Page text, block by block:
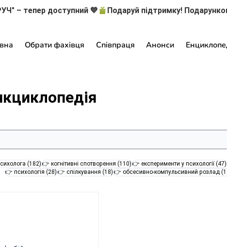
– тепер доступний 💙
Обрати фахівця Співпраця Анонси
(182)182 пости
👉 когнітивні спотворення (110)110 постів
👉 експерименти у психології (47)
👉 психологія (28)28 постів
👉 спілкування (18)18 постів
👉 обсесивно-компульсивний розлад